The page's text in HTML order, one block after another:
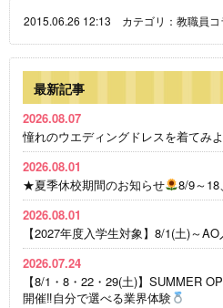
2015.06.26 12:13 カテゴリ： 教職員コ
最新記事
2026.08.07
憧れのウエディングドレスを着てみ
2026.08.01
★夏季休校期間のお知らせ
8/9～18
2026.08.01
【2027年度入学生対象】8/1(土)～
2026.07.24
【8/1・8・22・29(土)】SUMMER
開催‼自分で選べる業界体験